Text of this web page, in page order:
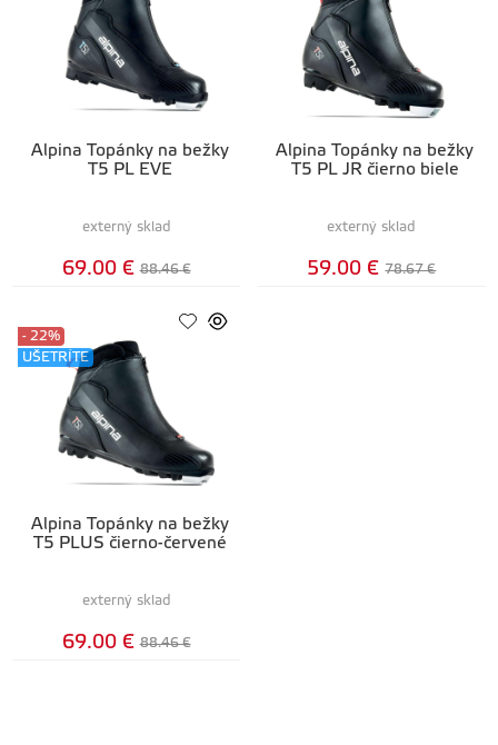
Alpina Topánky na bežky
T5 PL EVE
externý sklad
69.00 € 88.46 €
Alpina Topánky na bežky
T5 PL JR čierno biele
externý sklad
59.00 € 78.67 €
Alpina Topánky na bežky
T5 PLUS čierno-červené
- 22%
UŠETRÍTE
externý sklad
69.00 € 88.46 €